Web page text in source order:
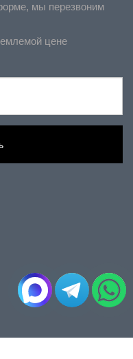
мы перезвоним
цене